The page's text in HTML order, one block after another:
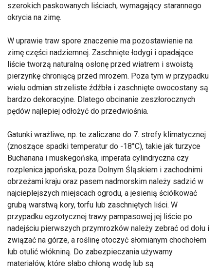
szerokich paskowanych liściach, wymagający starannego
okrycia na zimę.
W uprawie traw spore znaczenie ma pozostawienie na
zimę części nadziemnej. Zaschnięte łodygi i opadające
liście tworzą naturalną osłonę przed wiatrem i swoistą
pierzynkę chroniącą przed mrozem. Poza tym w przypadku
wielu odmian strzeliste źdźbła i zaschnięte owocostany są
bardzo dekoracyjne. Dlatego obcinanie zeszłorocznych
pędów najlepiej odłożyć do przedwiośnia.
Gatunki wrażliwe, np. te zaliczane do 7. strefy klimatycznej
(znoszące spadki temperatur do -18°C), takie jak turzyce
Buchanana i muskegońska, imperata cylindryczna czy
rozplenica japońska, poza Dolnym Śląskiem i zachodnimi
obrzeżami kraju oraz pasem nadmorskim należy sadzić w
najcieplejszych miejscach ogrodu, a jesienią ściółkować
grubą warstwą kory, torfu lub zaschniętych liści. W
przypadku egzotycznej trawy pampasowej jej liście po
nadejściu pierwszych przymrozków należy zebrać od dołu i
związać na górze, a roślinę otoczyć słomianym chochołem
lub otulić włókniną. Do zabezpieczania używamy
materiałów, które słabo chłoną wodę lub są